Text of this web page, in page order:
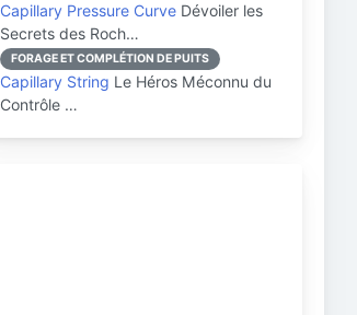
Capillary Pressure Curve Dévoiler les
Secrets des Roch…
FORAGE ET COMPLÉTION DE PUITS
Capillary String Le Héros Méconnu du
Contrôle …